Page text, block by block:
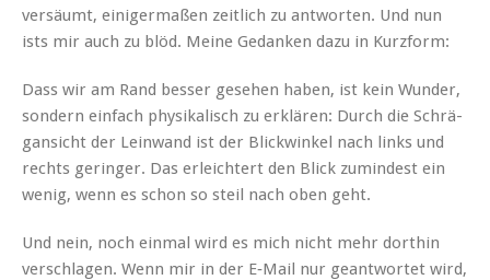
ver­säumt, einiger­maßen zeitlich zu antworten. Und nun
ists mir auch zu blöd. Meine Gedanken dazu in Kurzform:
Dass wir am Rand bess­er gese­hen haben, ist kein Wun­der,
son­dern ein­fach physikalisch zu erk­lären: Durch die Schrä­
gan­sicht der Lein­wand ist der Blick­winkel nach links und
rechts geringer. Das erle­ichtert den Blick zumin­d­est ein
wenig, wenn es schon so steil nach oben geht.
Und nein, noch ein­mal wird es mich nicht mehr dor­thin
ver­schla­gen. Wenn mir in der E‑Mail nur geant­wortet wird,